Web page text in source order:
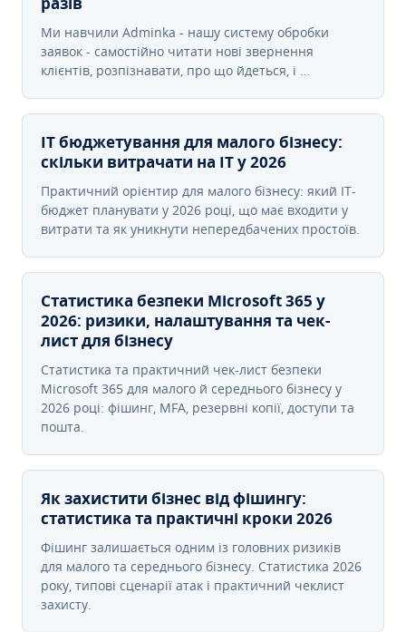
Ми навчили Adminka - нашу систему обробки
заявок - самостійно читати нові звернення
клієнтів, розпізнавати, про що йдеться, і …
IT бюджетування для малого бізнесу:
скільки витрачати на IT у 2026
Практичний орієнтир для малого бізнесу: який IT-
бюджет планувати у 2026 році, що має входити у
витрати та як уникнути непередбачених простоїв.
Статистика безпеки Microsoft 365 у
2026: ризики, налаштування та чек-
лист для бізнесу
Статистика та практичний чек-лист безпеки
Microsoft 365 для малого й середнього бізнесу у
2026 році: фішинг, MFA, резервні копії, доступи та
пошта.
Як захистити бізнес від фішингу:
статистика та практичні кроки 2026
Фішинг залишається одним із головних ризиків
для малого та середнього бізнесу. Статистика 2026
року, типові сценарії атак і практичний чеклист
захисту.